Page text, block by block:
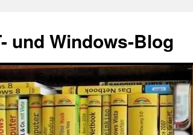
und Windows-Blog